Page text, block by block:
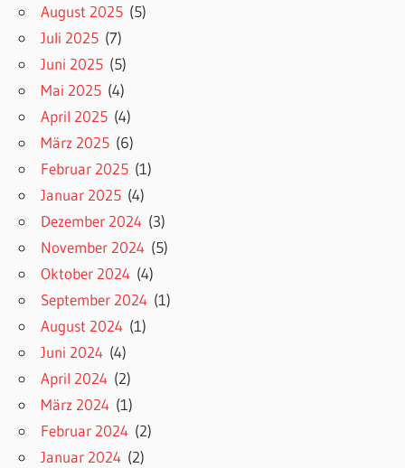
August 2025 (5)
Juli 2025 (7)
Juni 2025 (5)
Mai 2025 (4)
April 2025 (4)
März 2025 (6)
Februar 2025 (1)
Januar 2025 (4)
Dezember 2024 (3)
November 2024 (5)
Oktober 2024 (4)
September 2024 (1)
August 2024 (1)
Juni 2024 (4)
April 2024 (2)
März 2024 (1)
Februar 2024 (2)
Januar 2024 (2)